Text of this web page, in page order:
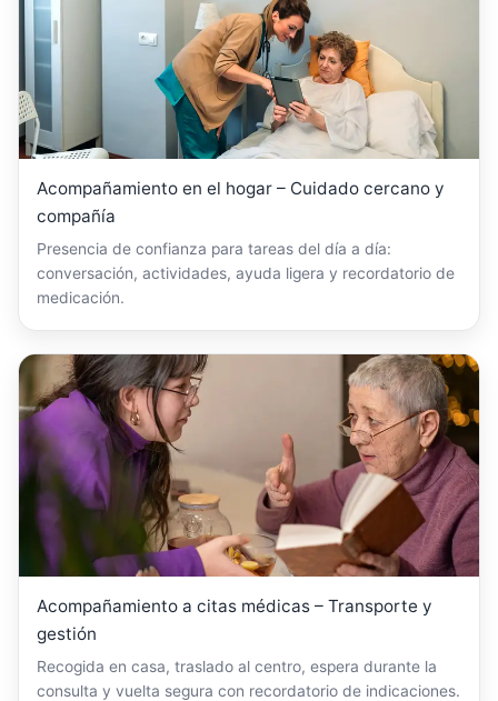
Acompañamiento en el hogar – Cuidado cercano y
compañía
Presencia de confianza para tareas del día a día:
conversación, actividades, ayuda ligera y recordatorio de
medicación.
Acompañamiento a citas médicas – Transporte y
gestión
Recogida en casa, traslado al centro, espera durante la
consulta y vuelta segura con recordatorio de indicaciones.